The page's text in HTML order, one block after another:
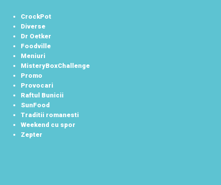
CrockPot
Diverse
Dr Oetker
Foodville
Meniuri
MisteryBoxChallenge
Promo
Provocari
Raftul Bunicii
SunFood
Traditii romanesti
Weekend cu spor
Zepter